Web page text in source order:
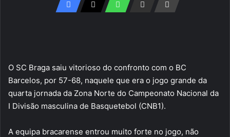
O SC Braga saiu vitorioso do confronto com o BC
Barcelos, por 57-68, naquele que era o jogo grande da
quarta jornada da Zona Norte do Campeonato Nacional da
I Divisão masculina de Basquetebol (CNB1).
A equipa bracarense entrou muito forte no jogo, não